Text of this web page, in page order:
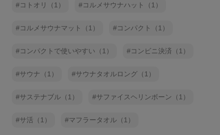
コトオリ（1） コルメサウナハット（1）
コルメサウナマット（1） コンパクト（1）
コンパクトで使いやすい（1） コンビニ決済（1）
サウナ（1） サウナタオルロング（1）
サステナブル（1） サファイスヘリンボーン（1）
サ活（1） マフラータオル（1）